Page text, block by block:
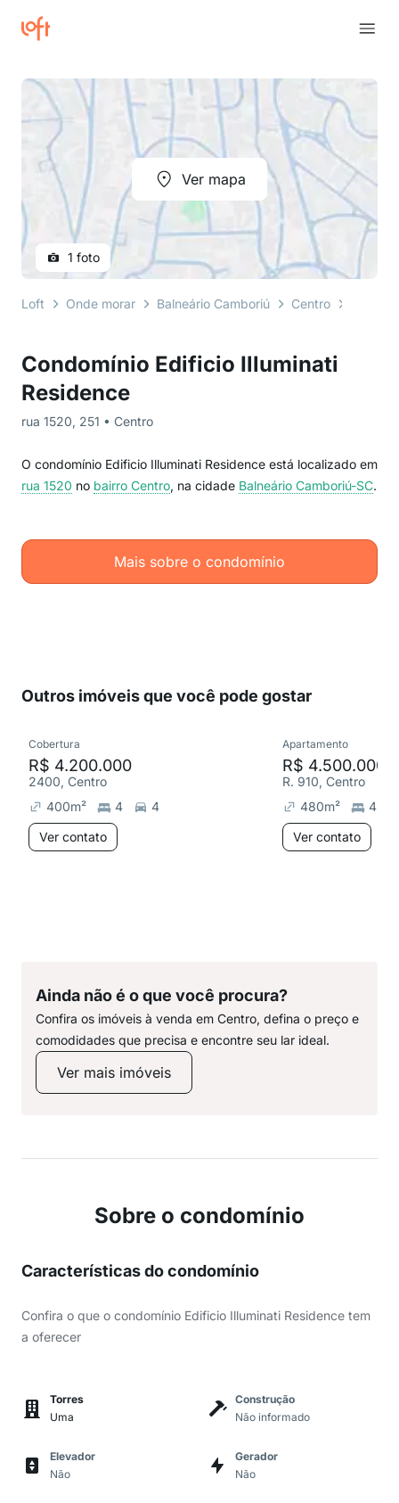
Condomínio Edificio Illuminati
Residence
rua 1520, 251 • Centro
O condomínio Edificio Illuminati Residence está localizado em
rua 1520 no bairro Centro, na cidade Balneário Camboriú-SC.
Mais sobre o condomínio
Ver mapa
1 foto
Loft Onde morar Balneário Camboriú Centro
Outros imóveis que você pode gostar
Cobertura
R$ 4.200.000
2400, Centro
400m² 4
4
Ver contato
Apartamento
R$ 4.500.000
R. 910, Centro
480m²
4
Ver contato
Ainda não é o que você procura?
Confira os imóveis à venda em Centro, defina o preço e
comodidades que precisa e encontre seu lar ideal.
Ver mais imóveis
Sobre o condomínio
Características do condomínio
Confira o que o condomínio Edificio Illuminati Residence tem
a oferecer
Torres
Uma
Construção
Não informado
Elevador
Não
Gerador
Não